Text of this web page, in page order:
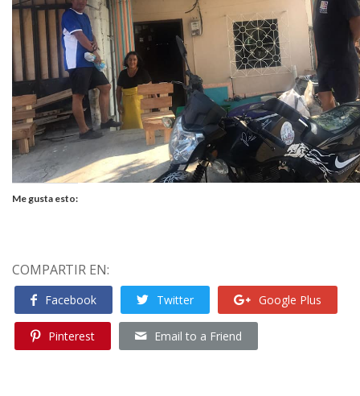
Me gusta esto:
COMPARTIR EN:
Facebook Twitter Google Plus
Pinterest Email to a Friend